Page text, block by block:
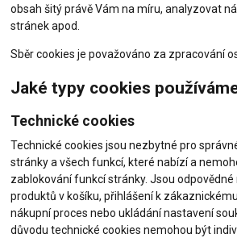
obsah šitý právě Vám na míru, analyzovat
stránek apod.
Sběr cookies je považováno za zpracování
Jaké typy cookies
Technické cookies
Technické cookies jsou nezbytné pro
stránky a všech funkcí, které nabízí a
zablokování funkcí stránky. Jsou
produktů v košíku, přihlášení k
nákupní proces nebo ukládání nastavení
důvodu technické cookies nemohou být